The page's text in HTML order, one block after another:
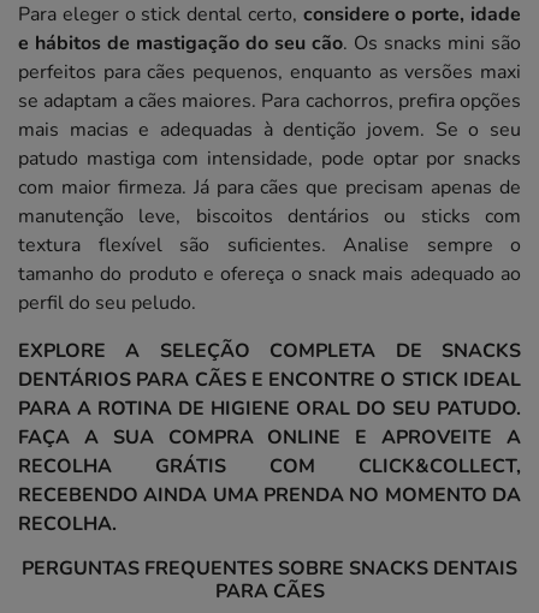
Para eleger o stick dental certo, considere o porte, idade
e hábitos de mastigação do seu cão. Os snacks mini são
perfeitos para cães pequenos, enquanto as versões maxi
se adaptam a cães maiores. Para cachorros, prefira opções
mais macias e adequadas à dentição jovem. Se o seu
patudo mastiga com intensidade, pode optar por snacks
com maior firmeza. Já para cães que precisam apenas de
manutenção leve, biscoitos dentários ou sticks com
textura flexível são suficientes. Analise sempre o
tamanho do produto e ofereça o snack mais adequado ao
perfil do seu peludo.
EXPLORE A SELEÇÃO COMPLETA DE SNACKS
DENTÁRIOS PARA CÃES E ENCONTRE O STICK IDEAL
PARA A ROTINA DE HIGIENE ORAL DO SEU PATUDO.
FAÇA A SUA COMPRA ONLINE E APROVEITE A
RECOLHA GRÁTIS COM CLICK&COLLECT,
RECEBENDO AINDA UMA PRENDA NO MOMENTO DA
RECOLHA.
PERGUNTAS FREQUENTES SOBRE SNACKS DENTAIS
PARA CÃES